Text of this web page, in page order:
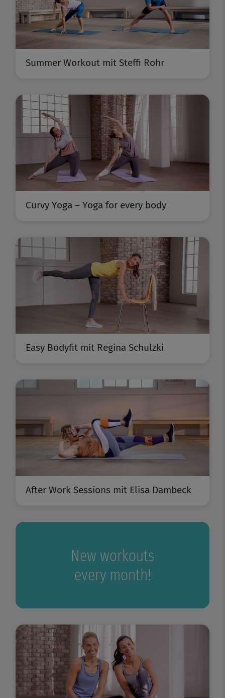
Summer Workout mit Steffi Rohr
Curvy Yoga – Yoga for every body
Easy Bodyfit mit Regina Schulzki
After Work Sessions mit Elisa Dambeck
New workouts
every month!